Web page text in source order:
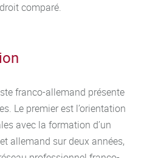
comparé.
franco-allemand présente
Le premier est l’orientation
avec la formation d’un
allemand sur deux années,